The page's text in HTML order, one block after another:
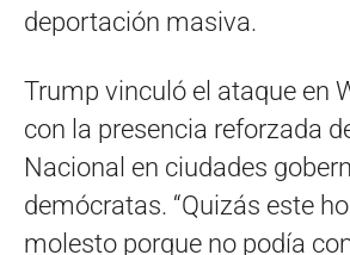
deportación masiva.
Trump vinculó el ataque en
con la presencia reforzada
Nacional en ciudades
demócratas. “Quizás este
molesto porque no podía